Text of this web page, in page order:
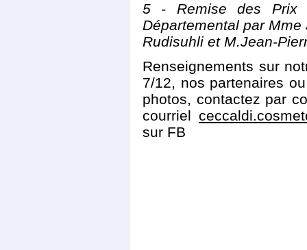
5 - Remise des Prix
Départemental par
Rudisuhli et M.Jean-
Renseignements sur
7/12, nos partenaires
photos, contactez par
courriel
sur FB